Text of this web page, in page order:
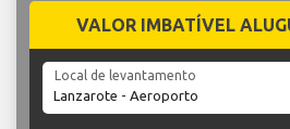
VALOR IMBATÍVEL
Local de levantamento